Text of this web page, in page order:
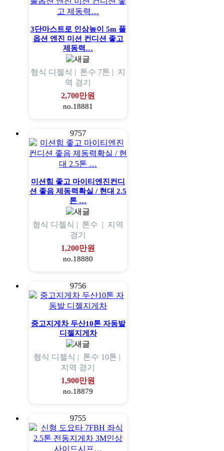
3단마스트로 인상높이 5m 풀
옵션 엔진 미션 컨디션 좋고
제동력…
형식 디젤식 | 톤수 7톤 | 지
역 경기
2,700만원
no.18881
9757
미션힘 좋고 마이티엔진컨디
션 좋음 제동력확실 / 현대 2.5
톤 …
형식 디젤식 | 톤수 | 지역
경기
1,200만원
no.18880
9756
중고지게차 두산10톤 자동발
디젤지게차
형식 디젤식 | 톤수 10톤 |
지역 경기
1,900만원
no.18879
9755